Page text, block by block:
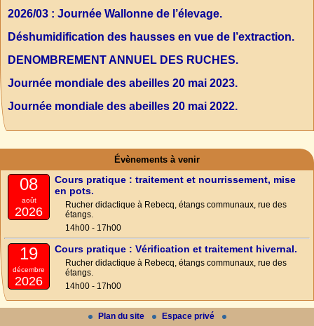
2026/03 : Journée Wallonne de l’élevage.
Déshumidification des hausses en vue de l’extraction.
DENOMBREMENT ANNUEL DES RUCHES.
Journée mondiale des abeilles 20 mai 2023.
Journée mondiale des abeilles 20 mai 2022.
Évènements à venir
08
août
2026
Cours pratique : traitement et nourrissement, mise
en pots.
Rucher didactique à Rebecq, étangs communaux, rue des
étangs.
14h00 - 17h00
19
décembre
2026
Cours pratique : Vérification et traitement hivernal.
Rucher didactique à Rebecq, étangs communaux, rue des
étangs.
14h00 - 17h00
Plan du site Espace privé